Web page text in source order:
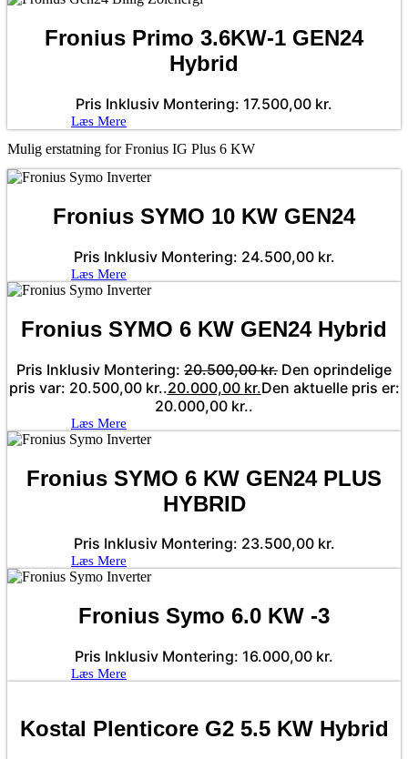
Fronius Primo 3.6KW-1 GEN24
Hybrid
Pris Inklusiv Montering: 17.500,00 kr.
Læs Mere
Mulig erstatning for Fronius IG Plus 6 KW
Fronius SYMO 10 KW GEN24
Pris Inklusiv Montering: 24.500,00 kr.
Læs Mere
Fronius SYMO 6 KW GEN24 Hybrid
Pris Inklusiv Montering: 20.500,00kr. Den oprindelige
pris var: 20.500,00 kr..20.000,00 kr.Den aktuelle pris er:
20.000,00 kr..
Læs Mere
Fronius SYMO 6 KW GEN24 PLUS
HYBRID
Pris Inklusiv Montering: 23.500,00 kr.
Læs Mere
Fronius Symo 6.0 KW -3
Pris Inklusiv Montering: 16.000,00 kr.
Læs Mere
Kostal Plenticore G2 5.5 KW Hybrid